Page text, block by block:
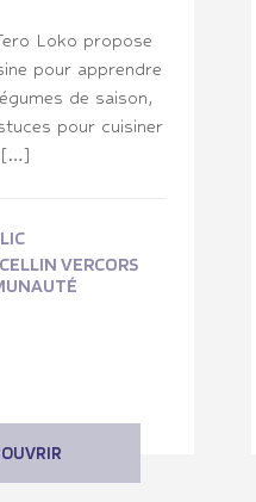
Loko propose
pour apprendre
de saison,
pour cuisiner
[…]
VERCORS